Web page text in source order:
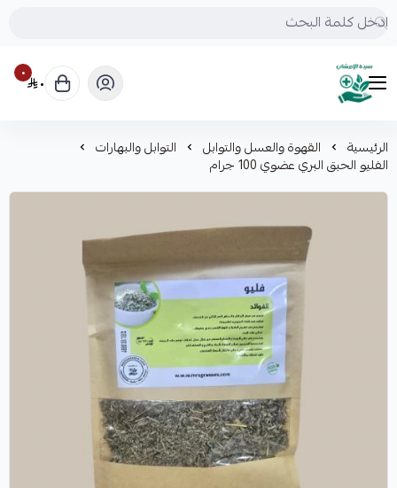
mrs.grasses
٠ ٠
الرئيسية القهوة والعسل والتوابل التوابل والبهارات
الفليو الحبق البري عضوي 100 جرام